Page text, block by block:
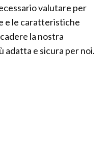
valutare per
e le caratteristiche
la nostra
adatta e sicura per noi.